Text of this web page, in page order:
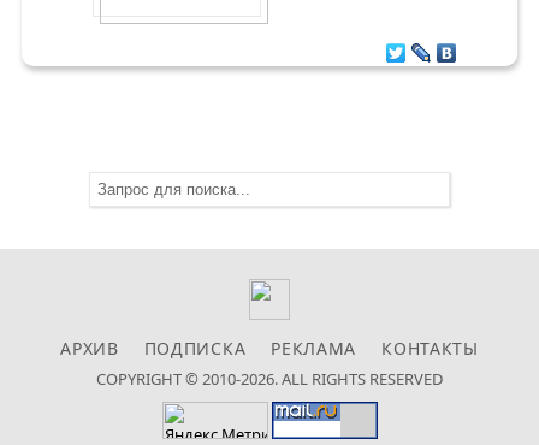
АРХИВ ПОДПИСКА РЕКЛАМА КОНТАКТЫ
COPYRIGHT © 2010-2026. ALL RIGHTS RESERVED